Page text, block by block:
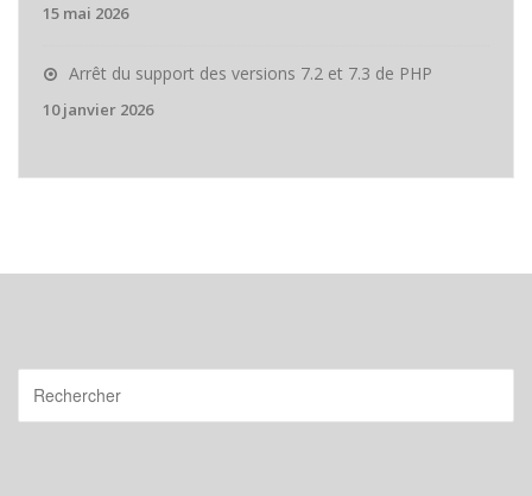
15 mai 2026
Arrêt du support des versions 7.2 et 7.3 de PHP
10 janvier 2026